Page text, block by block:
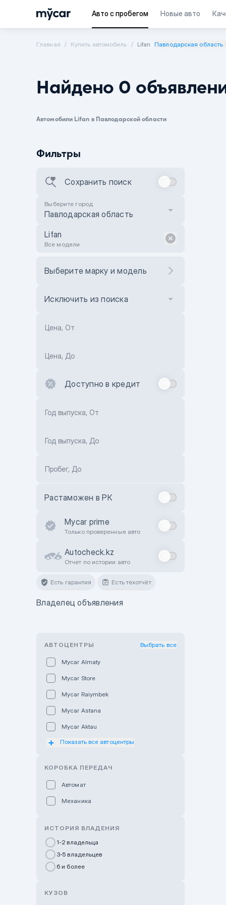
Авто с пробегом Новые авто
Главная Купить автомобиль Lifan Павлодарская область
Найдено 0
Автомобили Lifan в Павлодарской области
Фильтры
Сохранить поиск
Выберите город
Павлодарская область
Lifan
Все модели
Выберите марку и модель
Исключить из поиска
Цена, От
Цена, До
Доступно в кредит
Год выпуска, От
Год выпуска, До
Пробег, До
Растаможен в РК
Mycar prime
Только проверенные авто
Autocheck.kz
Отчет по истории авто
Есть гарантия Есть техотчёт
Владелец объявления
АВТОЦЕНТРЫ Выбрать все
Mycar Almaty
Mycar Store
Mycar Raiymbek
Mycar Astana
Mycar Aktau
Mycar Uralsk
GWM Nurly Zhol
Chery Astana
Показать все автоцентры
КОРОБКА ПЕРЕДАЧ
Автомат
Механика
ИСТОРИЯ ВЛАДЕНИЯ
1-2 владельца
3-5 владельцев
6 и более
КУЗОВ